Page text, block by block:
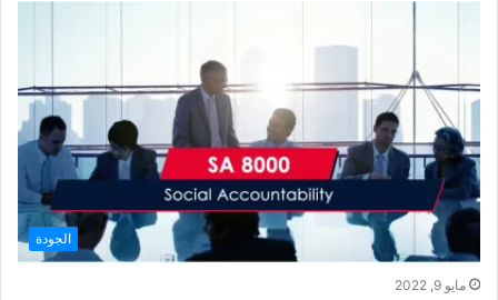
الجودة
مايو 9, 2022